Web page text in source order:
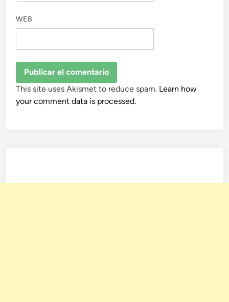
WEB
This site uses Akismet to reduce spam. Learn how
your comment data is processed.